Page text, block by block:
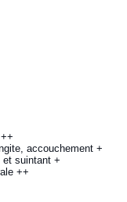
accouchement +
suintant +
++